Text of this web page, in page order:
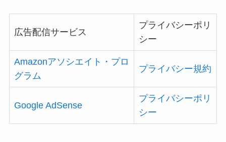
広告配信サービス
プライバシーポリ
シー
Amazonアソシエイト・プロ
グラム
プライバシー規約
Google AdSense
プライバシーポリ
シー